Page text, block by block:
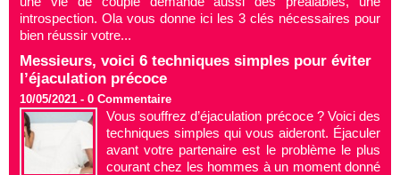
introspection. Ola vous donne ici les 3 clés nécessaires pour
bien réussir votre...
Messieurs, voici 6 techniques simples pour éviter
l’éjaculation précoce
10/05/2021 - 0 Commentaire
Vous souffrez d’éjaculation précoce ? Voici des
techniques simples qui vous aideront. Éjaculer
avant votre partenaire est le problème le plus
courant chez les hommes à un moment donné